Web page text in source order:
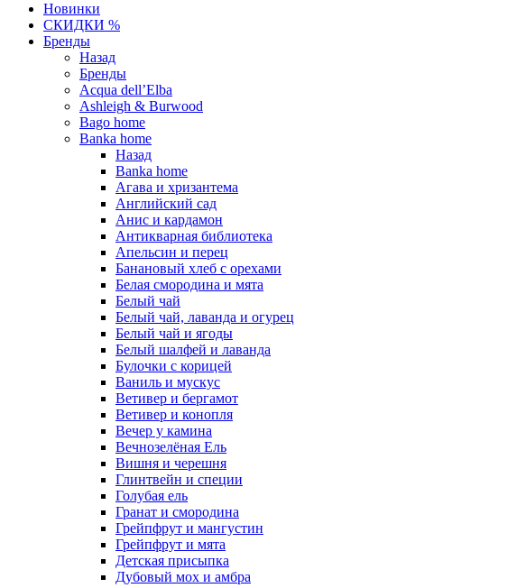
Новинки
СКИДКИ %
Бренды
Назад
Бренды
Acqua dell’Elba
Ashleigh & Burwood
Bago home
Banka home
Назад
Banka home
Агава и хризантема
Английский сад
Анис и кардамон
Антикварная библиотека
Апельсин и перец
Банановый хлеб с орехами
Белая смородина и мята
Белый чай
Белый чай, лаванда и огурец
Белый чай и ягоды
Белый шалфей и лаванда
Булочки с корицей
Ваниль и мускус
Ветивер и бергамот
Ветивер и конопля
Вечер у камина
Вечнозелёная Ель
Вишня и черешня
Глинтвейн и специи
Голубая ель
Гранат и смородина
Грейпфрут и мангустин
Грейпфрут и мята
Детская присыпка
Дубовый мох и амбра